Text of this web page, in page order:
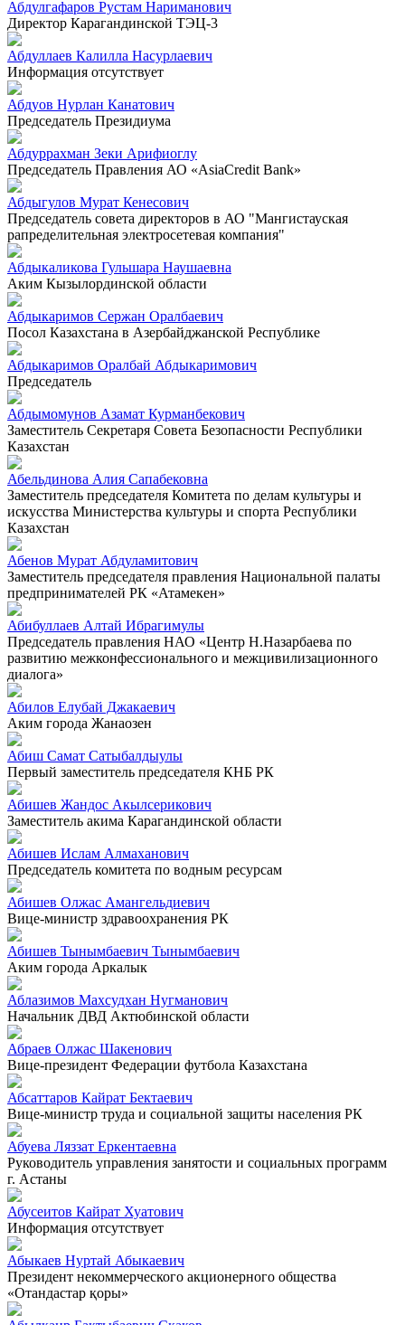
Абдулгафаров Рустам Нариманович
Директор Карагандинской ТЭЦ-3
Абдуллаев Калилла Насурлаевич
Информация отсутствует
Абдуов Нурлан Канатович
Председатель Президиума
Абдуррахман Зеки Арифиоглу
Председатель Правления АО «AsiaCredit Bank»
Абдыгулов Мурат Кенесович
Председатель совета директоров в АО "Мангистауская
рапределительная электросетевая компания"
Абдыкаликова Гульшара Наушаевна
Аким Кызылординской области
Абдыкаримов Сержан Оралбаевич
Посол Казахстана в Азербайджанской Республике
Абдыкаримов Оралбай Абдыкаримович
Председатель
Абдымомунов Азамат Курманбекович
Заместитель Секретаря Совета Безопасности Республики
Казахстан
Абельдинова Алия Сапабековна
Заместитель председателя Комитета по делам культуры и
искусства Министерства культуры и спорта Республики
Казахстан
Абенов Мурат Абдуламитович
Заместитель председателя правления Национальной палаты
предпринимателей РК «Атамекен»
Абибуллаев Алтай Ибрагимулы
Председатель правления НАО «Центр Н.Назарбаева по
развитию межконфессионального и межцивилизационного
диалога»
Абилов Елубай Джакаевич
Аким города Жанаозен
Абиш Самат Сатыбалдыулы
Первый заместитель председателя КНБ РК
Абишев Жандос Акылсерикович
Заместитель акима Карагандинской области
Абишев Ислам Алмаханович
Председатель комитета по водным ресурсам
Абишев Олжас Амангельдиевич
Вице-министр здравоохранения РК
Абишев Тынымбаевич Тынымбаевич
Аким города Аркалык
Аблазимов Махсудхан Нугманович
Начальник ДВД Актюбинской области
Абраев Олжас Шакенович
Вице-президент Федерации футбола Казахстана
Абсаттаров Кайрат Бектаевич
Вице-министр труда и социальной защиты населения РК
Абуева Ляззат Еркентаевна
Руководитель управления занятости и социальных программ
г. Астаны
Абусеитов Кайрат Хуатович
Информация отсутствует
Абыкаев Нуртай Абыкаевич
Президент некоммерческого акционерного общества
«Отандастар қоры»